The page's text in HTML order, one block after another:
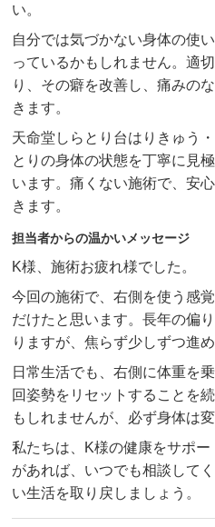
い。
自分では気づかない身体の使
っているかもしれません。適
り、その癖を改善し、痛みの
きます。
天命堂しらとり台はりきゅう
とりの身体の状態を丁寧に見
います。痛くない施術で、安
きます。
担当者からの温かいメッセージ
K様、施術お疲れ様でした。
今回の施術で、右側を使う感
だけたと思います。長年の偏
りますが、焦らず少しずつ進
日常生活でも、右側に体重を
回姿勢をリセットすることを
もしれませんが、必ず身体は
私たちは、K様の健康をサポ
があれば、いつでも相談して
い生活を取り戻しましょう。